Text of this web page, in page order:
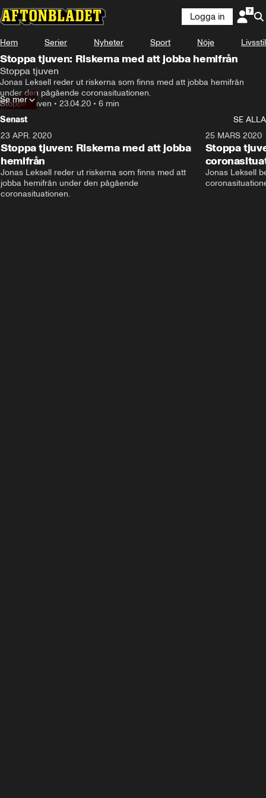
Logga in
Hem Serier Nyheter Sport Nöje Livsstil
Stoppa tjuven: Riskerna med att jobba hemifrån
Stoppa tjuven
Jonas Leksell reder ut riskerna som finns med att jobba hemifrån
under den pågående coronasituationen.
Stoppa tjuven • 23.04.20 • 6 min
Se mer
Senast
SE ALLA
23 APR. 2020
Stoppa tjuven: Riskerna med att jobba
hemifrån
Jonas Leksell reder ut riskerna som finns med att
jobba hemifrån under den pågående
coronasituationen.
25 MARS 2020
Stoppa
Jonas Leksell